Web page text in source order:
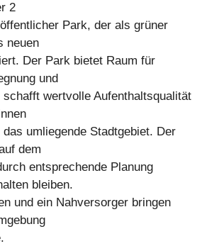
2
Park, der als grüner
neuen
Der Park bietet Raum für
und
schafft wertvolle Aufenthaltsqualität
umliegende Stadtgebiet. Der
dem
entsprechende Planung
bleiben.
und ein Nahversorger bringen